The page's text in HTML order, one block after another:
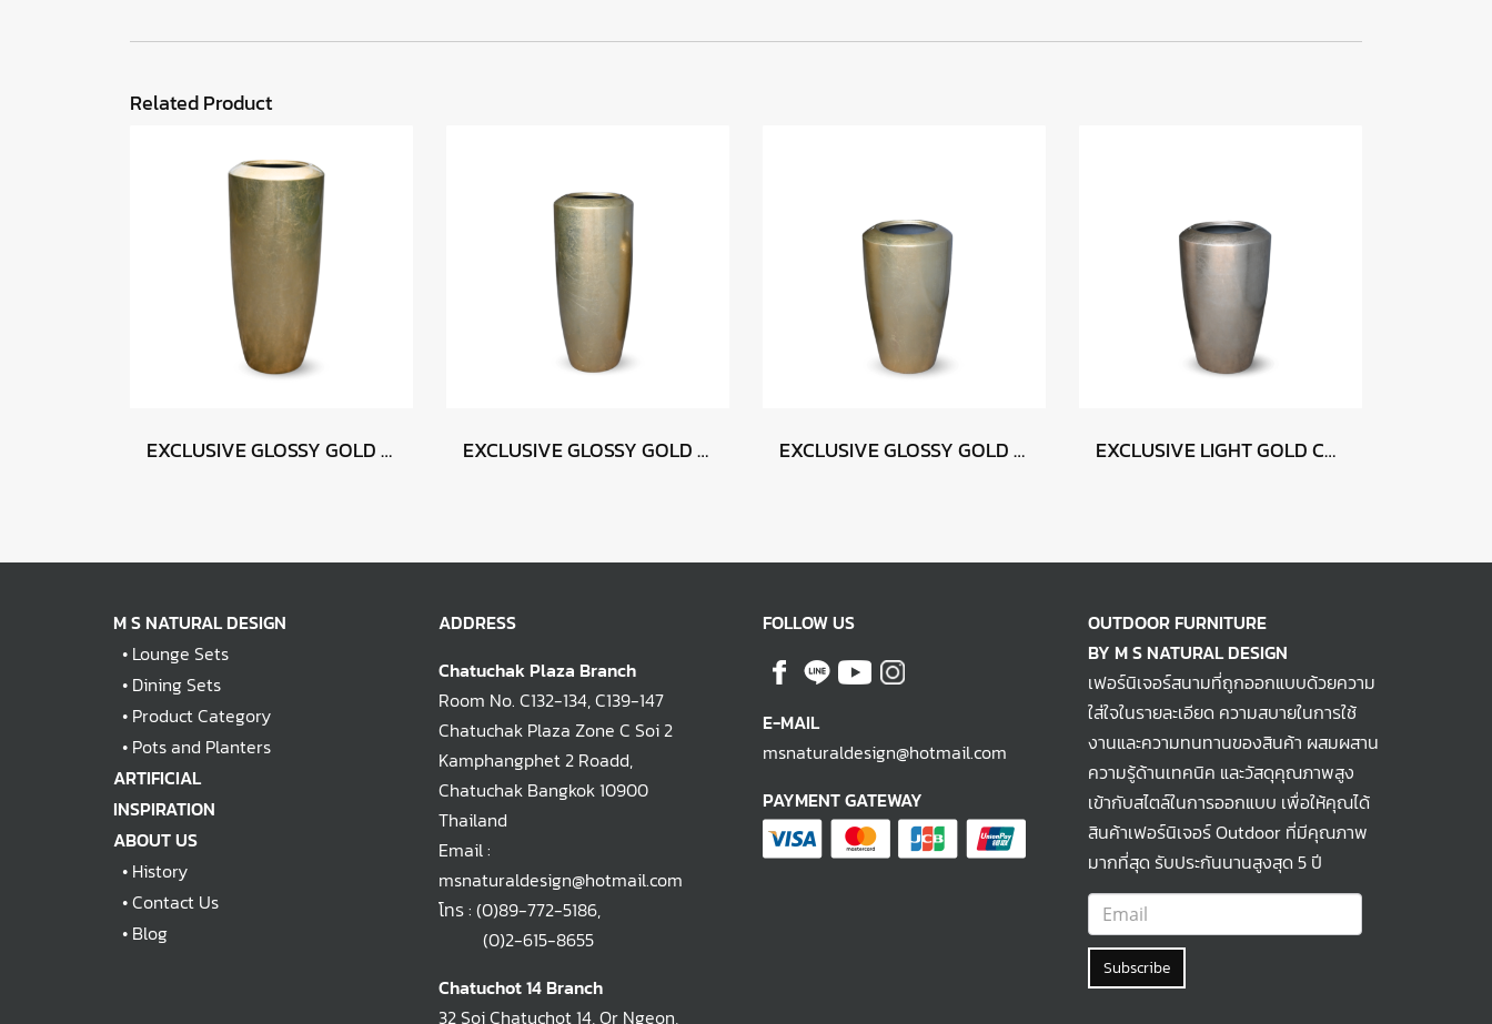
Related Product
EXCLUSIVE GLOSSY GOLD 46 x 105 EXCLUSIVE GLOSSY GOLD 46 x 90 EXCLUSIVE GLOSSY GOLD 46 x 75 EXCLUSIVE LIGHT GOLD CHAMPAGNE 46 x 75
M S NATURAL DESIGN
• Lounge Sets
• Dining Sets
• Product Category
• Pots and Planters
ARTIFICIAL
INSPIRATION
ABOUT US
• History
•Contact Us
• Blog
ADDRESS
Chatuchak Plaza Branch
Room No. C132-134, C139-147
Chatuchak Plaza Zone C Soi 2
Kamphangphet 2 Roadd,
Chatuchak Bangkok 10900
Thailand
Email :
msnaturaldesign@hotmail.com
โทร : (0)89-772-5186,
(0)2-615-8655
Chatuchot 14 Branch
32 Soi Chatuchot 14, Or Ngeon,
FOLLOW US
E-MAIL
msnaturaldesign@hotmail.com
PAYMENT GATEWAY
OUTDOOR FURNITURE
BY M S NATURAL DESIGN
เฟอร์นิเจอร์สนามที่ถูกออกแบบด้วยความ
ใส่ใจในรายละเอียด ความสบายในการใช้
งานและความทนทานของสินค้า ผสมผสาน
ความรู้ด้านเทคนิค และวัสดุคุณภาพสูง
เข้ากับสไตล์ในการออกแบบ เพื่อให้คุณได้
สินค้าเฟอร์นิเจอร์ Outdoor ที่มีคุณภาพ
มากที่สุด รับประกันนานสูงสุด 5 ปี
Subscribe